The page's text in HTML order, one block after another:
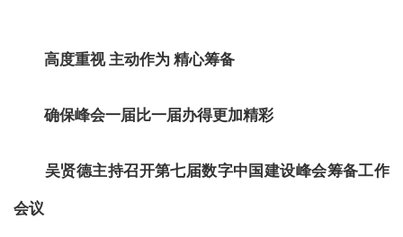
高度重视 主动作为 精心筹备
确保峰会一届比一届办得更加精彩
吴贤德主持召开第七届数字中国建设峰会筹备工作
会议